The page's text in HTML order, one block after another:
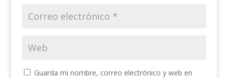
Guarda mi nombre, correo electrónico y web en